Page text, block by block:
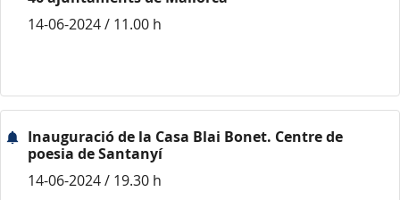
14-06-2024 / 11.00 h
Inauguració de la Casa Blai Bonet. Centre de
poesia de Santanyí
14-06-2024 / 19.30 h